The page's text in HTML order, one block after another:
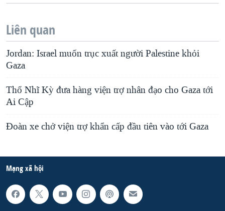
Liên quan
Jordan: Israel muốn trục xuất người Palestine khỏi
Gaza
Thổ Nhĩ Kỳ đưa hàng viện trợ nhân đạo cho Gaza tới
Ai Cập
Đoàn xe chở viện trợ khẩn cấp đầu tiên vào tới Gaza
Mạng xã hội